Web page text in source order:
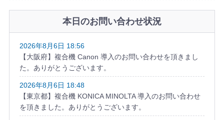
本日のお問い合わせ状況
2026年8月6日 18:56
【大阪府】複合機 Canon 導入のお問い合わせを頂きまし
た。ありがとうございます。
2026年8月6日 18:48
【東京都】複合機 KONICA MINOLTA 導入のお問い合わせ
を頂きました。ありがとうございます。